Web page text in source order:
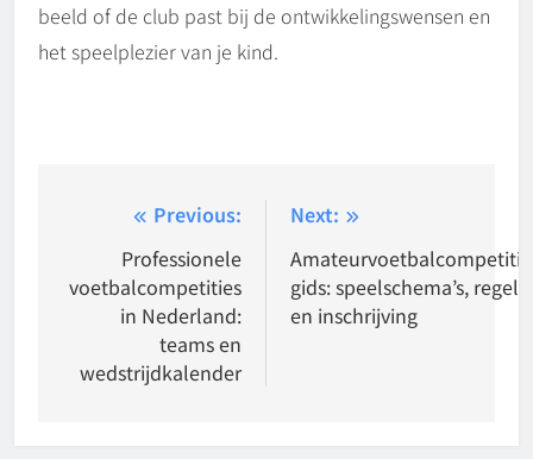
beeld of de club past bij de ontwikkelingswensen en
het speelplezier van je kind.
navigation
Previous:
Professionele
voetbalcompetities
in Nederland:
teams en
wedstrijdkalender
Next:
gids: speelschema’s, regels
en inschrijving